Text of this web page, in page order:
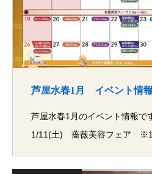
芦屋水春1月 イベント情報
芦屋水春1月のイベント情報で
1/11(土) 薔薇美容フェア